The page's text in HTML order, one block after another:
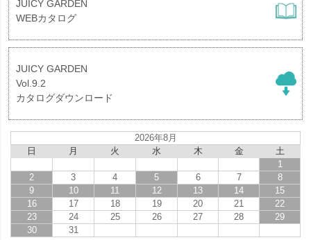
JUICY GARDEN
WEBカタログ
JUICY GARDEN
Vol.9.2
カタログダウンロード
2026年8月
日
月 火 水 木 金
土
1
2
3 4 5 6 7
8
9
10 11 12 13 14
15
16
17 18 19 20 21
22
23
24 25 26 27 28
29
30
31